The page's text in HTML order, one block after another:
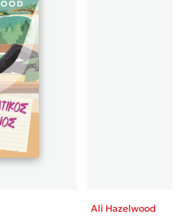
Ali Hazelwood